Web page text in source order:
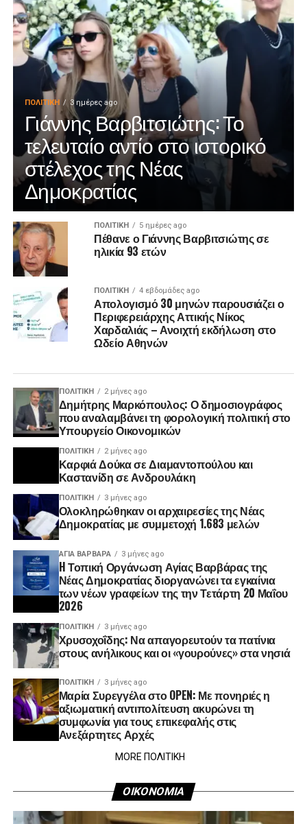
ΠΟΛΙΤΙΚΉ 3 ημέρες ago
Γιάννης Βαρβιτσιώτης: Το
τελευταίο αντίο στο ιστορικό
στέλεχος της Νέας
Δημοκρατίας
ΠΟΛΙΤΙΚΉ 5 ημέρες ago
Πέθανε ο Γιάννης Βαρβιτσιώτης σε
ηλικία 93 ετών
ΠΟΛΙΤΙΚΉ 4 εβδομάδες ago
Απολογισμό 30 μηνών παρουσιάζει ο
Περιφερειάρχης Αττικής Νίκος
Χαρδαλιάς – Ανοιχτή εκδήλωση στο
Ωδείο Αθηνών
ΠΟΛΙΤΙΚΉ 2 μήνες ago
Δημήτρης Μαρκόπουλος: Ο δημοσιογράφος
που αναλαμβάνει τη φορολογική πολιτική στο
Υπουργείο Οικονομικών
ΠΟΛΙΤΙΚΉ 2 μήνες ago
Καρφιά Δούκα σε Διαμαντοπούλου και
Καστανίδη σε Ανδρουλάκη
ΠΟΛΙΤΙΚΉ 3 μήνες ago
Ολοκληρώθηκαν οι αρχαιρεσίες της Νέας
Δημοκρατίας με συμμετοχή 1.683 μελών
ΑΓΙΑ ΒΑΡΒΑΡΑ 3 μήνες ago
H Τοπική Οργάνωση Αγίας Βαρβάρας της
Νέας Δημοκρατίας διοργανώνει τα εγκαίνια
των νέων γραφείων της την Τετάρτη 20 Μαΐου
2026
ΠΟΛΙΤΙΚΉ 3 μήνες ago
Χρυσοχοΐδης: Να απαγορευτούν τα πατίνια
στους ανήλικους και οι «γουρούνες» στα νησιά
ΠΟΛΙΤΙΚΉ 3 μήνες ago
Μαρία Συρεγγέλα στο OPEN: Με πονηριές η
αξιωματική αντιπολίτευση ακυρώνει τη
συμφωνία για τους επικεφαλής στις
Ανεξάρτητες Αρχές
MORE ΠΟΛΙΤΙΚΗ
ΟΙΚΟΝΟΜΙΑ